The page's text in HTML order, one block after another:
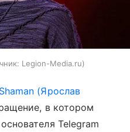
Legion-Media.ru
Shaman (Ярослав
в котором
Telegram